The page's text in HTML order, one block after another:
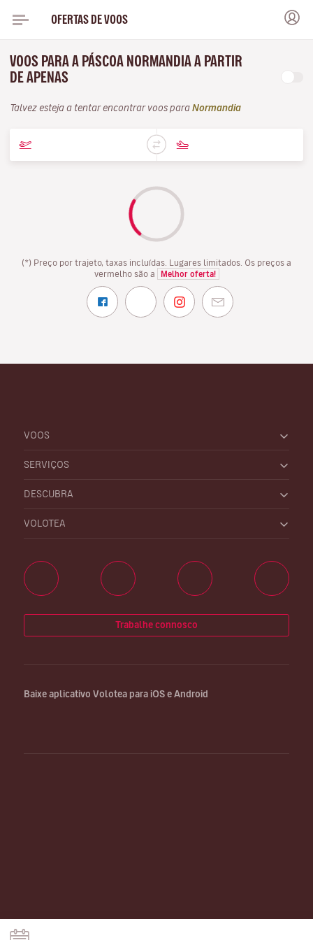
OFERTAS DE VOOS
VOOS PARA A PÁSCOA NORMANDIA A PARTIR
DE APENAS
Talvez esteja a tentar encontrar voos para Normandia
(*) Preço por trajeto, taxas incluídas. Lugares limitados. Os preços a
vermelho são a
Melhor oferta!
VOOS
SERVIÇOS
DESCUBRA
VOLOTEA
Trabalhe connosco
Baixe aplicativo Volotea para iOS e Android